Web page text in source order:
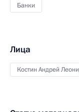
Банки
Лица
Костин Андрей